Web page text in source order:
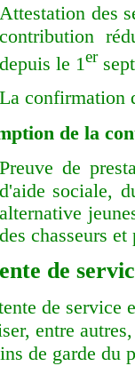
Attestation des
contribution
depuis le 1er
La confirmation
de la
Preuve de
d'aide sociale,
alternative
des chasseurs
de
de service
entre
de garde du